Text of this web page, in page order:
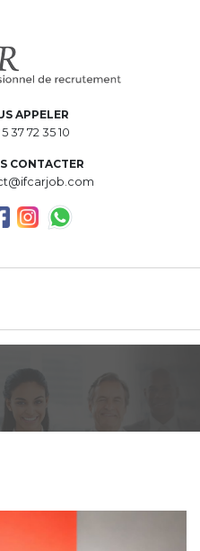
APPELER
5 37 72 35 10
CONTACTER